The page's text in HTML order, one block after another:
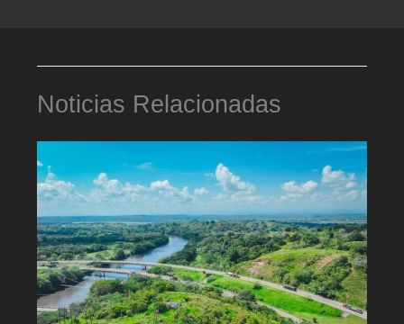
Noticias Relacionadas